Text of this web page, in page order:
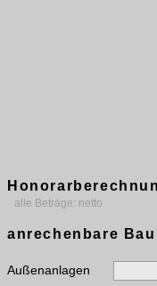
alle Beträge: netto
anrechenbare
Außenanlagen